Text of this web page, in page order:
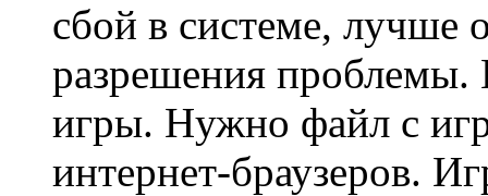
сбой в системе, лучше
разрешения проблемы.
игры. Нужно файл с
интернет-браузеров.